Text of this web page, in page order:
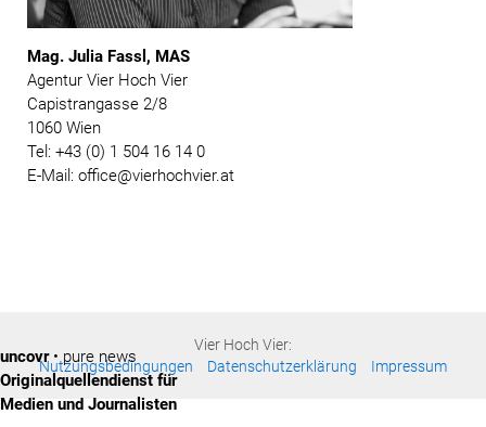
Mag. Julia Fassl, MAS
Agentur Vier Hoch Vier
Capistrangasse 2/8
1060 Wien
Tel: +43 (0) 1 504 16 14 0
E-Mail: office@vierhochvier.at
Vier Hoch Vier:
Nutzungsbedingungen
Datenschutzerklärung Impressum
uncovr• pure news
Originalquellendienst für
Medien und Journalisten